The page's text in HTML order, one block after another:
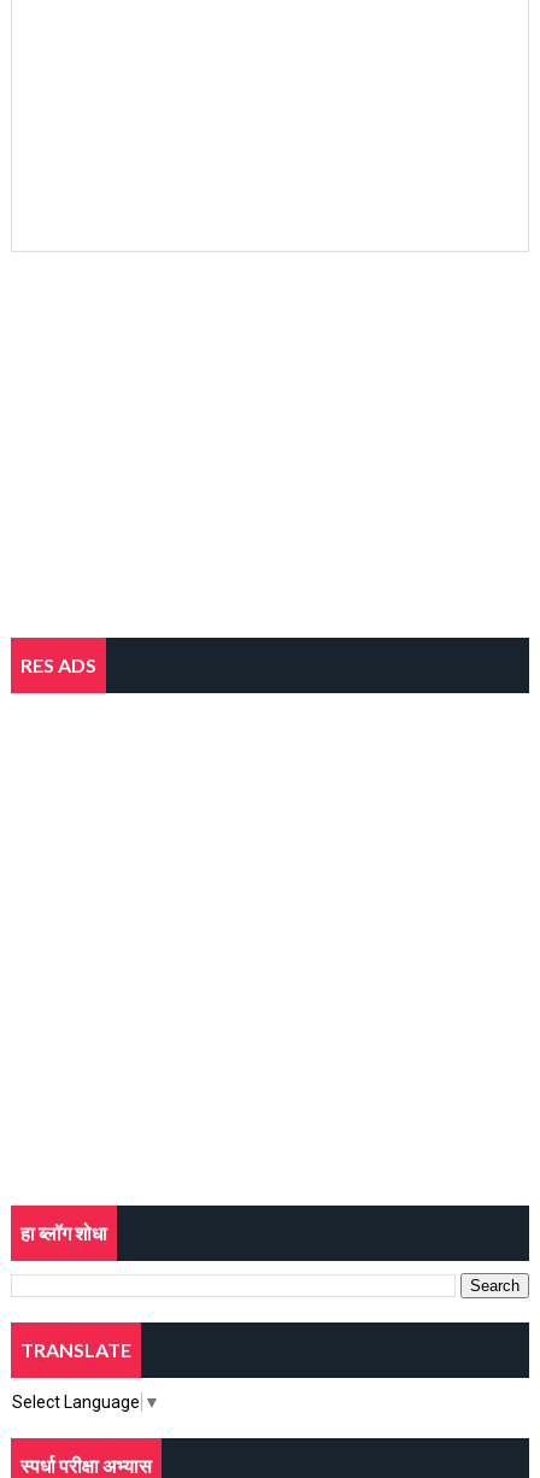
RES ADS
हा ब्लॉग शोधा
TRANSLATE
Select Language ▼
स्पर्धा परीक्षा अभ्यास